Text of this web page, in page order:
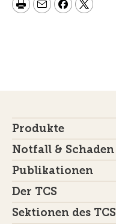
Produkte
Notfall & Schaden
Publikationen
Der TCS
Sektionen des TCS